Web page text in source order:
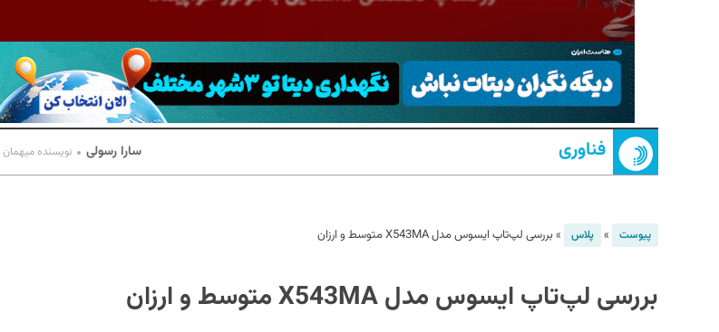
فناوری سارا رسولی نویسنده میهمان
پیوست » پلاس »بررسی لپ‌تاپ ایسوس مدل X543MA متوسط و ارزان
بررسی لپ‌تاپ ایسوس مدل X543MA متوسط و ارزان